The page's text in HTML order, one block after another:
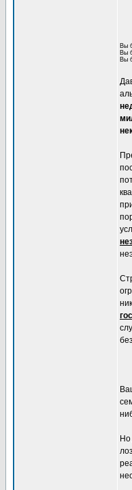
Вы
Вы
Вы
Но